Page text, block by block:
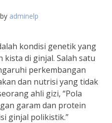
by adminelp
kondisi genetik yang
di ginjal. Salah satu
perkembangan
dan nutrisi yang tidak
ahli gizi, “Pola
garam dan protein
ginjal polikistik.”